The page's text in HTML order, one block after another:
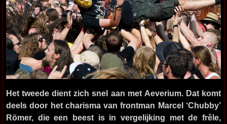
Het tweede dient zich snel aan met Aeverium. Dat komt
deels door het charisma van frontman Marcel ‘Chubby’
Römer, die een beest is in vergelijking met de frêle,